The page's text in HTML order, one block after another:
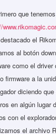
que
el
al botón
como el driver
firmware a la
diciendo
en algún lugar
con el
el archivo